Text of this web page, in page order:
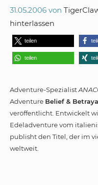
31.05.2006 von
hinterlassen
teilen
teilen
Adventure-Spezialist
Adventure Belief &
veröffentlicht. Entwickelt
Edeladventure vom
publisht den Titel, der im
weltweit.